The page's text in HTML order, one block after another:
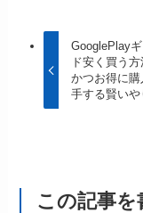
GooglePlay
ド安く買う
かつお得に購
手する賢いや
この記事を